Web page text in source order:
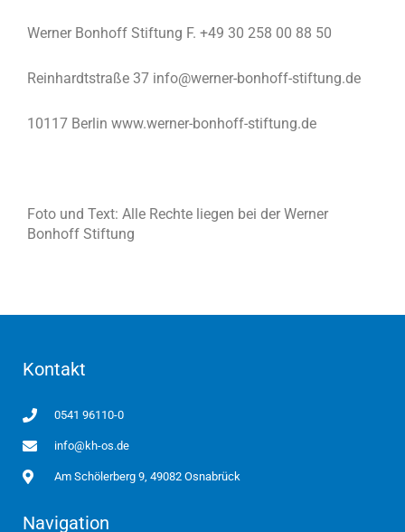
Werner Bonhoff Stiftung F. +49 30 258 00 88 50
Reinhardtstraße 37 info@werner-bonhoff-stiftung.de
10117 Berlin www.werner-bonhoff-stiftung.de
Foto und Text: Alle Rechte liegen bei der Werner
Bonhoff Stiftung
Kontakt
0541 96110-0
info@kh-os.de
Am Schölerberg 9, 49082 Osnabrück
Navigation